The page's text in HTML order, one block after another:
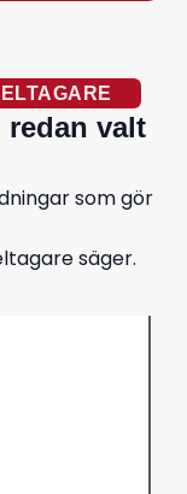
redan valt
som gör
säger.